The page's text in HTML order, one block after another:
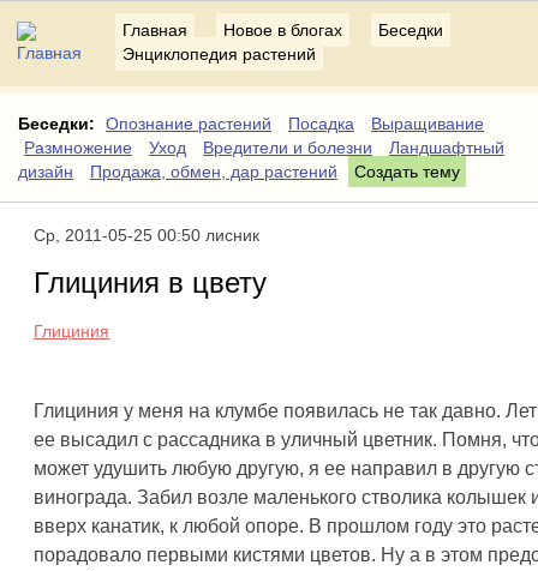
Главная Новое в блогах
Беседки
Энциклопедия растений
Беседки: Опознание растений Посадка
Выращивание
Размножение
Уход Вредители и болезни
Ландшафтный
дизайн
Продажа, обмен, дар растений Создать тему
Ср, 2011-05-25 00:50 лисник
Глициния в цвету
Глициния
Глициния у меня на клумбе появилась не так давно.
ее высадил с рассадника в уличный цветник. Помня,
может удушить любую другую, я ее направил в другую
винограда. Забил возле маленького стволика колышек
вверх канатик, к любой опоре. В прошлом году это
порадовало первыми кистями цветов. Ну а в этом